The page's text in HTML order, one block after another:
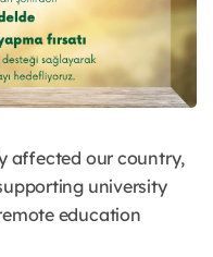
affected our country,
university
education